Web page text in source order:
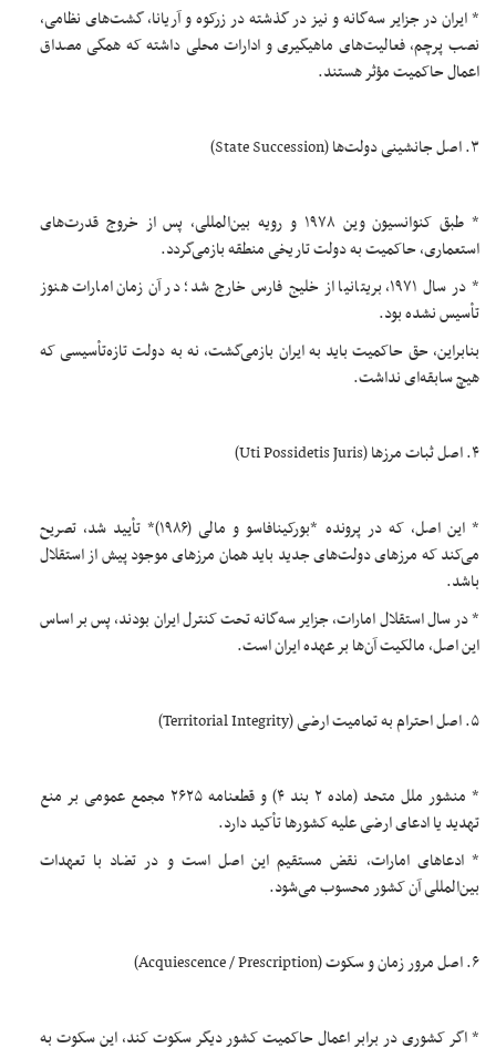
* ایران در جزایر سه‌گانه و نیز در گذشته در زرکوه و آریانا، گشت‌های نظامی،
نصب پرچم، فعالیت‌های ماهیگیری و ادارات محلی داشته که همگی مصداق
اعمال حاکمیت مؤثر هستند.
۳. اصل جانشینی دولت‌ها (State Succession)
* طبق کنوانسیون وین ۱۹۷۸ و رویه بین‌المللی، پس از خروج قدرت‌های
استعماری، حاکمیت به دولت تاریخی منطقه بازمی‌گردد.
* در سال ۱۹۷۱، بریتانیا از خلیج فارس خارج شد؛ در آن زمان امارات هنوز
تأسیس نشده بود.
بنابراین، حق حاکمیت باید به ایران بازمی‌گشت، نه به دولت تازه‌تأسیسی که
هیچ سابقه‌ای نداشت.
۴. اصل ثبات مرزها (Uti Possidetis Juris)
* این اصل، که در پرونده *بورکینافاسو و مالی (۱۹۸۶)* تأیید شد، تصریح
می‌کند که مرزهای دولت‌های جدید باید همان مرزهای موجود پیش از استقلال
باشد.
* در سال استقلال امارات، جزایر سه‌گانه تحت کنترل ایران بودند، پس بر اساس
این اصل، مالکیت آن‌ها بر عهده ایران است.
۵. اصل احترام به تمامیت ارضی (Territorial Integrity)
* منشور ملل متحد (ماده ۲ بند ۴) و قطعنامه ۲۶۲۵ مجمع عمومی بر منع
تهدید یا ادعای ارضی علیه کشورها تأکید دارد.
* ادعاهای امارات، نقض مستقیم این اصل است و در تضاد با تعهدات
بین‌المللی آن کشور محسوب می‌شود.
۶. اصل مرور زمان و سکوت (Acquiescence / Prescription)
* اگر کشوری در برابر اعمال حاکمیت کشور دیگر سکوت کند، این سکوت به